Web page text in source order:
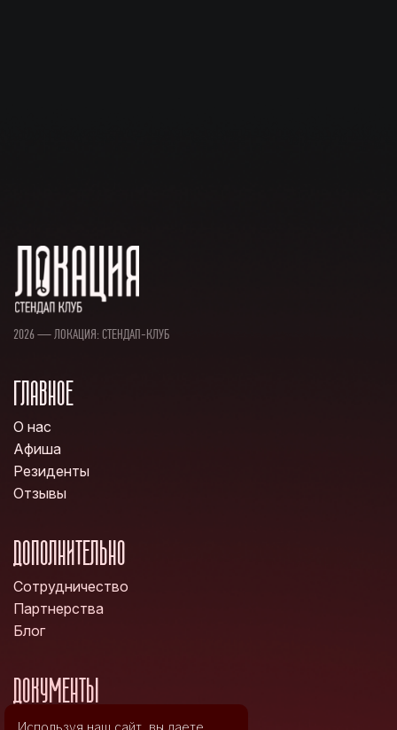
2026 — ЛОКАЦИЯ: СТЕНДАП-КЛУБ
ГЛАВНОЕ
О нас
Афиша
Резиденты
Отзывы
ДОПОЛНИТЕЛЬНО
Сотрудничество
Партнерства
Блог
ДОКУМЕНТЫ
Политика конфиденциальности
Используя наш сайт, вы даете